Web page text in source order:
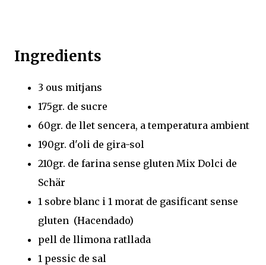
Ingredients
3 ous mitjans
175gr. de sucre
60gr. de llet sencera, a temperatura ambient
190gr. d'oli de gira-sol
210gr. de farina sense gluten Mix Dolci de
Schär
1 sobre blanc i 1 morat de gasificant sense
gluten (Hacendado)
pell de llimona ratllada
1 pessic de sal